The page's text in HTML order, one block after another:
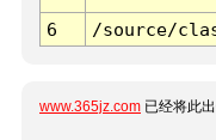
6 /source/
www.365jz.com 已经将此